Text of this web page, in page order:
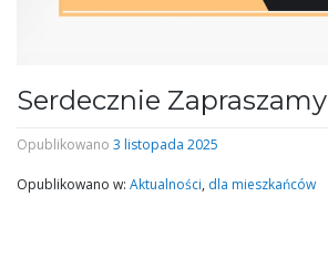
Serdecznie Zapraszamy
Opublikowano 3 listopada 2025
Opublikowano w: Aktualności, dla mieszkańców